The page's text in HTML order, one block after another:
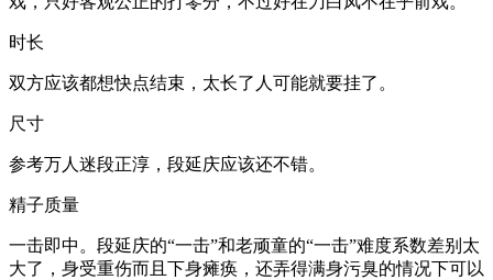
时长
双方应该都想快点结束，太长了人可能就要挂了。
尺寸
参考万人迷段正淳，段延庆应该还不错。
精子质量
一击即中。段延庆的“一击”和老顽童的“一击”难度系数差别太
大了，身受重伤而且下身瘫痪，还弄得满身污臭的情况下可以